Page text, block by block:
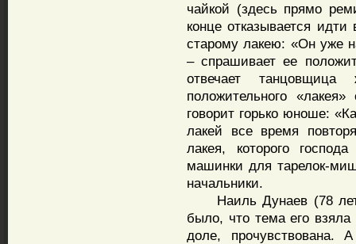
чайкой (здесь прямо
конце отказывается
старому лакею: «Он уже
– спрашивает ее
отвечает
положительного
говорит горько юноше:
лакей все время
лакея, которого
машинки для тарелок-
начальники.
Наиль Дунаев (78 лет)
было, что тема его взяла
доле, прочувствована.